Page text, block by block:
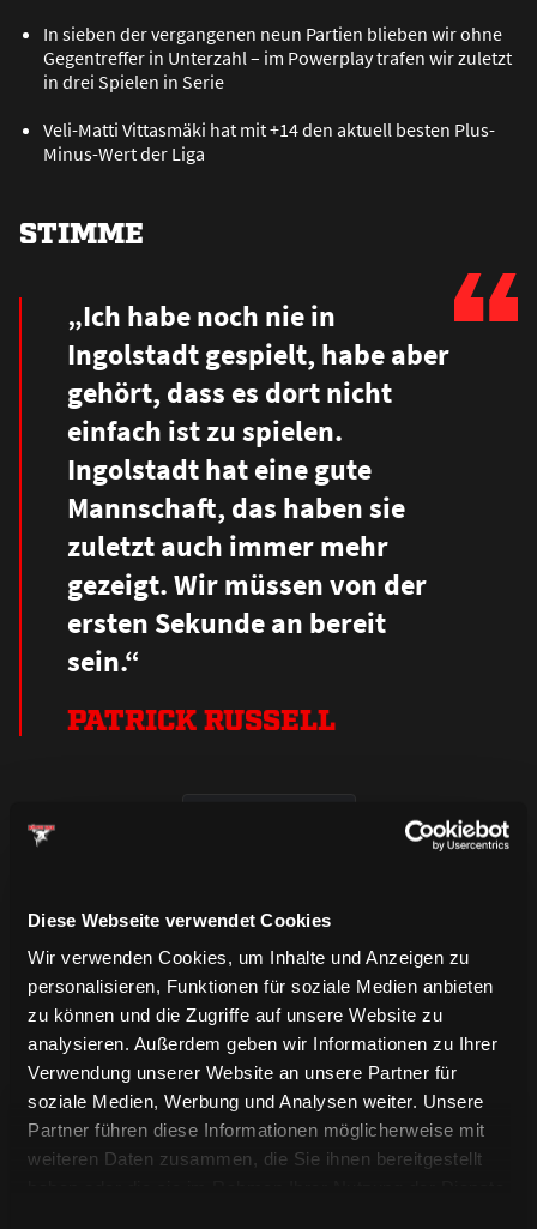
Diese Webseite verwendet Cookies
Wir verwenden Cookies, um Inhalte und Anzeigen zu
personalisieren, Funktionen für soziale Medien anbieten
zu können und die Zugriffe auf unsere Website zu
analysieren. Außerdem geben wir Informationen zu Ihrer
Verwendung unserer Website an unsere Partner für
soziale Medien, Werbung und Analysen weiter. Unsere
Partner führen diese Informationen möglicherweise mit
weiteren Daten zusammen, die Sie ihnen bereitgestellt
In sieben der vergangenen neun Partien blieben wir ohne
Gegentreffer in Unterzahl – im Powerplay trafen wir zuletzt
in drei Spielen in Serie
Veli-Matti Vittasmäki hat mit +14 den aktuell besten Plus-
Minus-Wert der Liga
STIMME
„Ich habe noch nie in
Ingolstadt gespielt, habe aber
gehört, dass es dort nicht
einfach ist zu spielen.
Ingolstadt hat eine gute
Mannschaft, das haben sie
zuletzt auch immer mehr
gezeigt. Wir müssen von der
ersten Sekunde an bereit
sein.“
PATRICK RUSSELL